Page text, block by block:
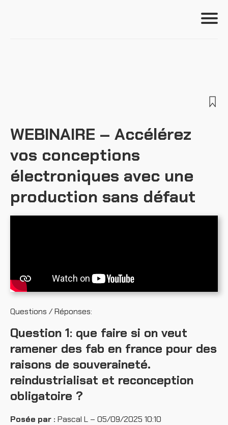
Ressources
WEBINAIRE – Accélérez
vos conceptions
électroniques avec une
production sans défaut
Questions / Réponses:
Question 1: que faire si on veut
ramener des fab en france pour des
raisons de souveraineté.
reindustrialisat et reconception
obligatoire ?
Posée par : Pascal L – 05/09/2025 10:10